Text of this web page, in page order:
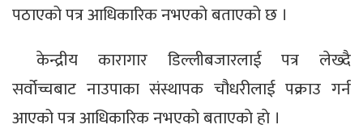
पठाएको पत्र आधिकारिक नभएको बताएको छ ।
केन्द्रीय कारागार डिल्लीबजारलाई पत्र लेख्दै
सर्वोच्चबाट नाउपाका संस्थापक चौधरीलाई पक्राउ गर्न
आएको पत्र आधिकारिक नभएको बताएकाे हाे ।